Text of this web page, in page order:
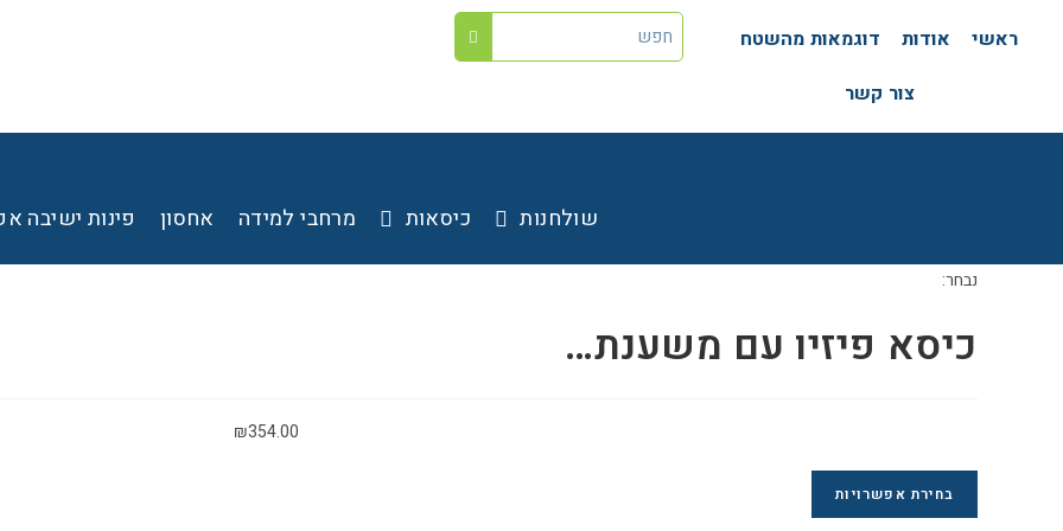
ראשי אודות
דוגמאות מהשטח
צור קשר
שולחנות כיסאות מרחבי למידה אחסון פינות ישיבה
נבחר:
כיסא פיזיו עם משענת…
₪354.00
בחירת אפשרויות